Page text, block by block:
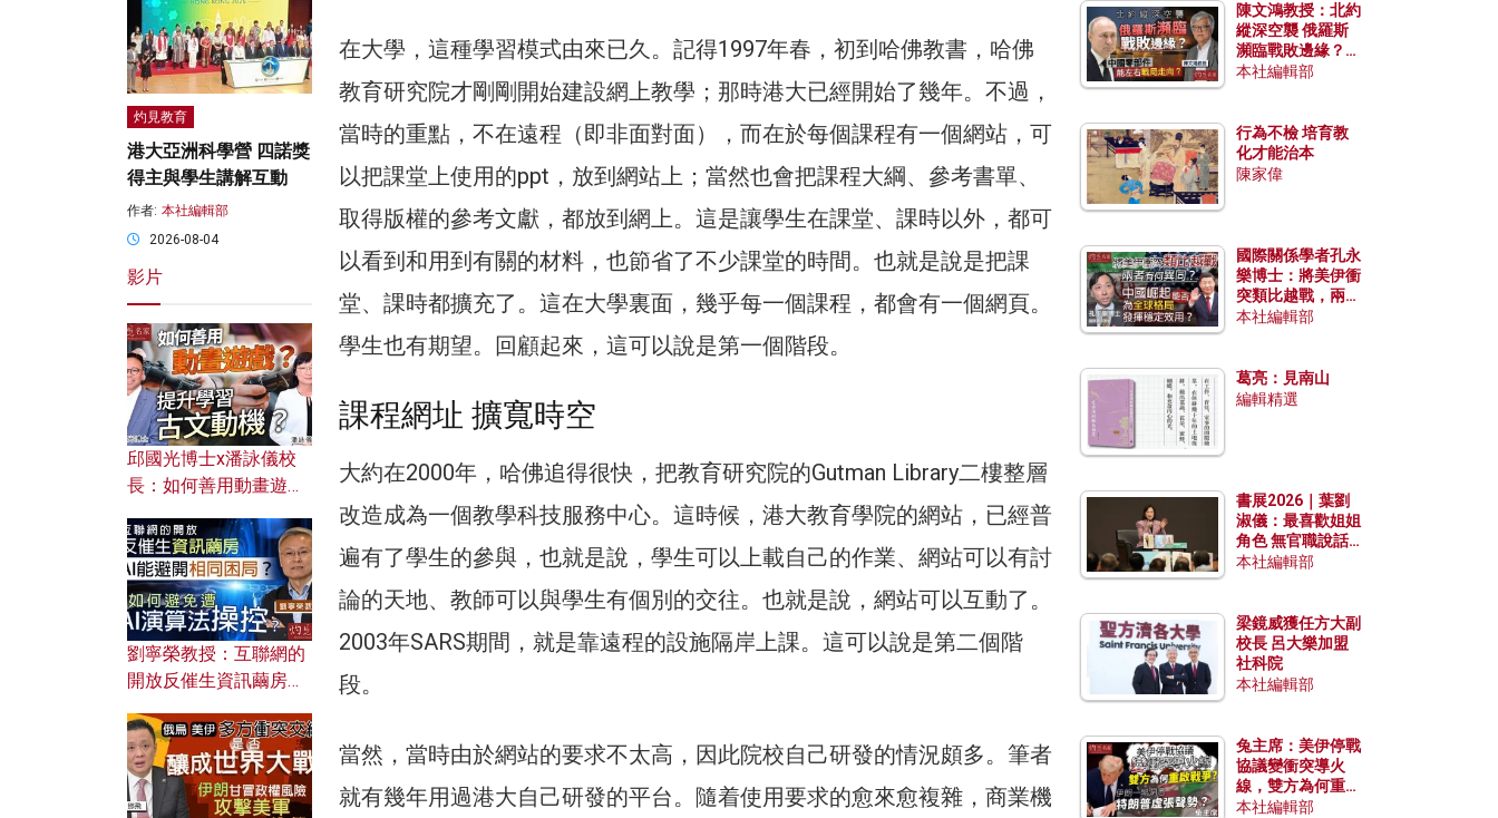
在大學，這種學習模式由來已久。記得1997年春，初到哈佛教書，哈佛
教育研究院才剛剛開始建設網上教學；那時港大已經開始了幾年。不過，
當時的重點，不在遠程（即非面對面），而在於每個課程有一個網站，可
以把課堂上使用的ppt，放到網站上；當然也會把課程大綱、參考書單、
取得版權的參考文獻，都放到網上。這是讓學生在課堂、課時以外，都可
以看到和用到有關的材料，也節省了不少課堂的時間。也就是說是把課
堂、課時都擴充了。這在大學裏面，幾乎每一個課程，都會有一個網頁。
學生也有期望。回顧起來，這可以說是第一個階段。
課程網址 擴寬時空
大約在2000年，哈佛追得很快，把教育研究院的Gutman Library二樓整層
改造成為一個教學科技服務中心。這時候，港大教育學院的網站，已經普
遍有了學生的參與，也就是說，學生可以上載自己的作業、網站可以有討
論的天地、教師可以與學生有個別的交往。也就是說，網站可以互動了。
2003年SARS期間，就是靠遠程的設施隔岸上課。這可以說是第二個階
段。
當然，當時由於網站的要求不太高，因此院校自己研發的情況頗多。筆者
就有幾年用過港大自己研發的平台。隨着使用要求的愈來愈複雜，商業機
灼見教育
港大亞洲科學營 四諾獎
得主與學生講解互動
作者: 本社編輯部
2026-08-04
影片
邱國光博士x潘詠儀校
長：如何善用動畫遊戲
劉寧榮教授：互聯網的
開放反催生資訊繭房，
何避免遭AI演算法操
控？
陳文鴻教授：北約
縱深空襲 俄羅斯
瀕臨戰敗邊緣？中
國零部件能左右戰
本社編輯部
行為不檢 培育教
化才能治本
陳家偉
國際關係學者孔永
樂博士：將美伊衝
突類比越戰，兩者
有何異同？中國崛
本社編輯部
葛亮：見南山
編輯精選
書展2026｜葉劉
淑儀：最喜歡姐姐
角色 無官職說話
包袱少
本社編輯部
梁鏡威獲任方大副
校長 呂大樂加盟
社科院
本社編輯部
兔主席：美伊停戰
協議變衝突導火
線，雙方為何重啟
戰爭？伊朗一早洞
本社編輯部